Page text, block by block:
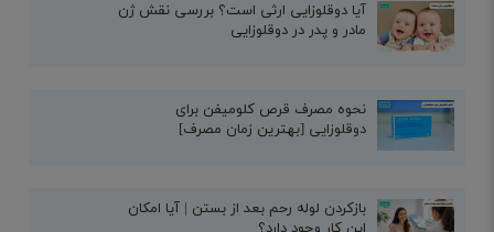
آیا دوقلوزایی ارثی است؟ بررسی نقش ژن
مادر و پدر در دوقلوزایی
نحوه مصرف قرص کلومیفن برای
دوقلوزایی [بهترین زمان مصرف]
بازکردن لوله رحم بعد از بستن | آیا امکان